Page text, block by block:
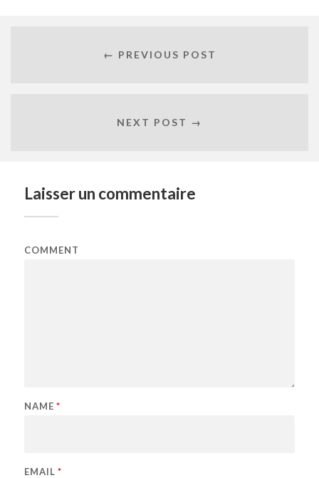
← PREVIOUS POST
NEXT POST →
Laisser un commentaire
COMMENT
NAME *
EMAIL *